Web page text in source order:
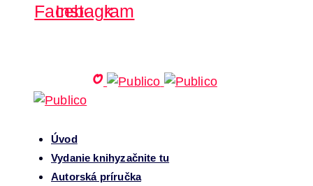
Facebook
Instagram
Úvod
Vydanie knihyzačnite tu
Autorská príručka